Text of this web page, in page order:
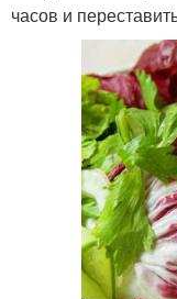
часов и